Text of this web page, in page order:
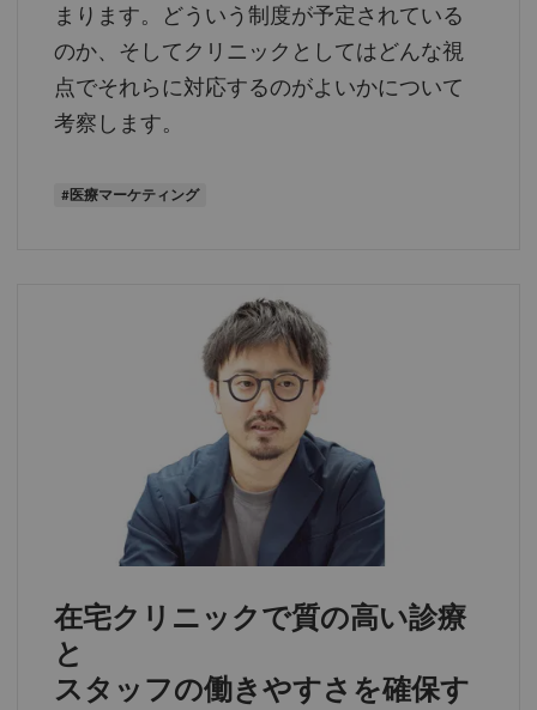
まります。どういう制度が予定されている
のか、そしてクリニックとしてはどんな視
点でそれらに対応するのがよいかについて
考察します。
#医療マーケティング
在宅クリニックで質の高い診療
と
スタッフの働きやすさを確保す